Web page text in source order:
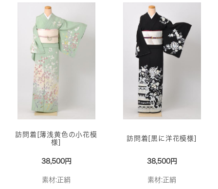
訪問着[薄浅黄色の小花模
様]
38,500円
素材:正絹
訪問着[黒に洋花模様]
38,500円
素材:正絹